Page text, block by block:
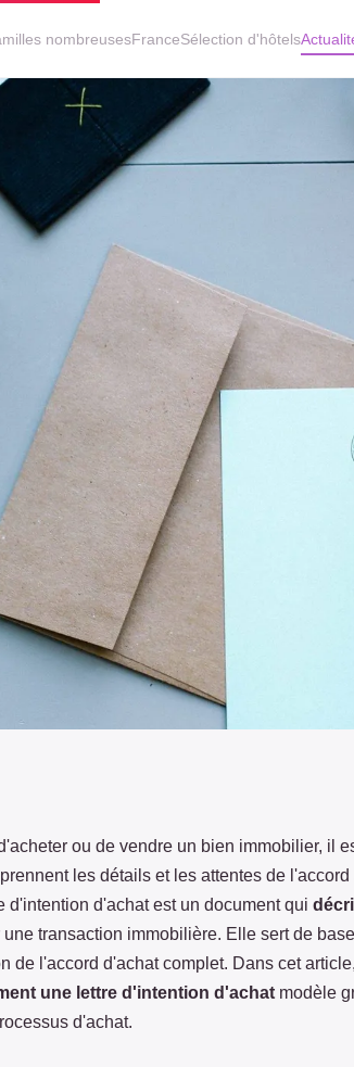
nombreusesFranceSélection d'hôtels
de lettre
ou de vendre un bien immobilier, il
les détails et les attentes de
d'intention d'achat est un document qui
une transaction immobilière. Elle sert de
de l'accord d'achat complet. Dans cet
une lettre d'intention d'achat modèle
d'achat.